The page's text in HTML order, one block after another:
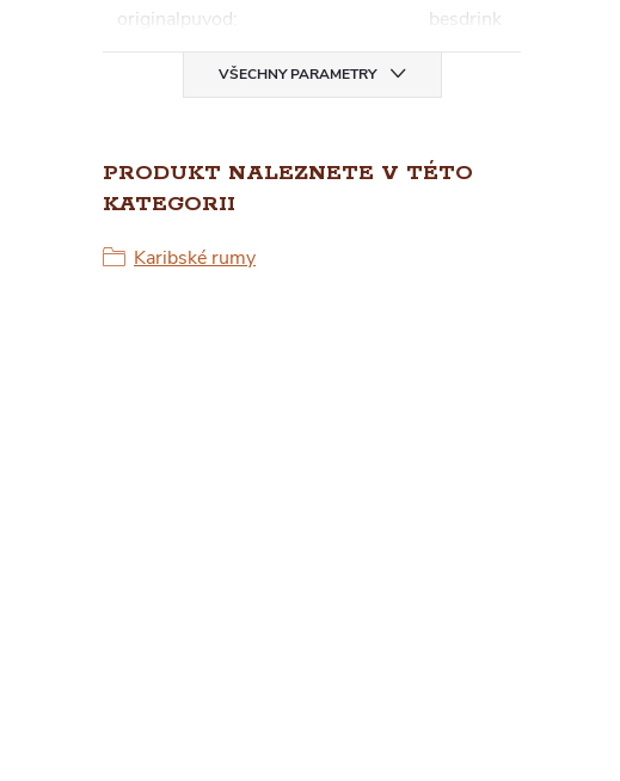
originalpuvod: besdrink
VŠECHNY PARAMETRY
PRODUKT NALEZNETE V TÉTO
KATEGORII
Karibské rumy